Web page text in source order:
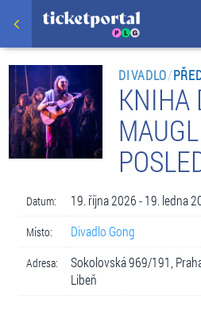
DIVADLO/
KNIHA
Datum: 19. října 2026 - 19. ledna
Místo: Divadlo Gong
Adresa:
Sokolovská 969/191,
Libeň